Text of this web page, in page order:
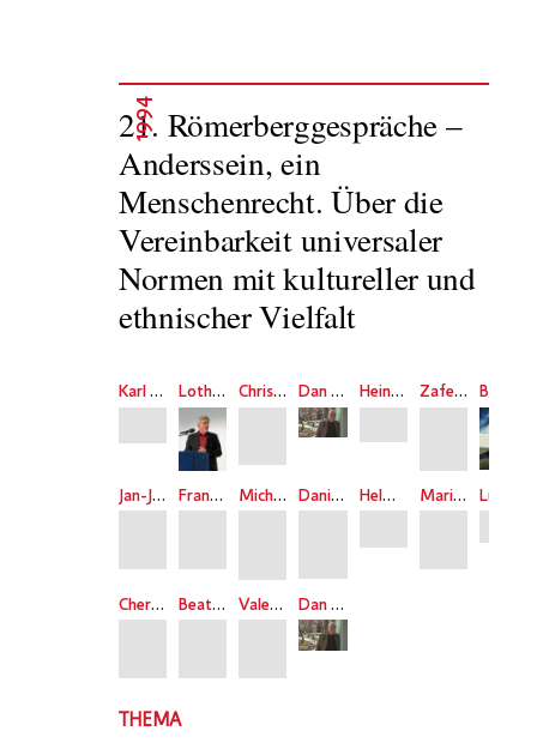
1994
21. Römerberggespräche –
Anderssein, ein
Menschenrecht. Über die
Vereinbarkeit universaler
Normen mit kultureller und
ethnischer Vielfalt
Karl Otto Apel Lothar Brock Christine Hohmann-Dennhardt Dan Diner Heiner Geißler Zafer Senocak
Jan-Jürgen Vogeler Franco Biondi Micha Brumlik Daniel Cohn-Bendit Helmut Dubiel Marianne Gruber
Cherifa Magdi Beat Rössler Valentin Senger Dan Diner
THEMA